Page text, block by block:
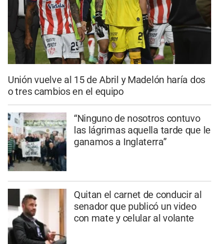
Unión vuelve al 15 de Abril y Madelón haría dos
o tres cambios en el equipo
“Ninguno de nosotros contuvo
las lágrimas aquella tarde que le
ganamos a Inglaterra”
Quitan el carnet de conducir al
senador que publicó un video
con mate y celular al volante